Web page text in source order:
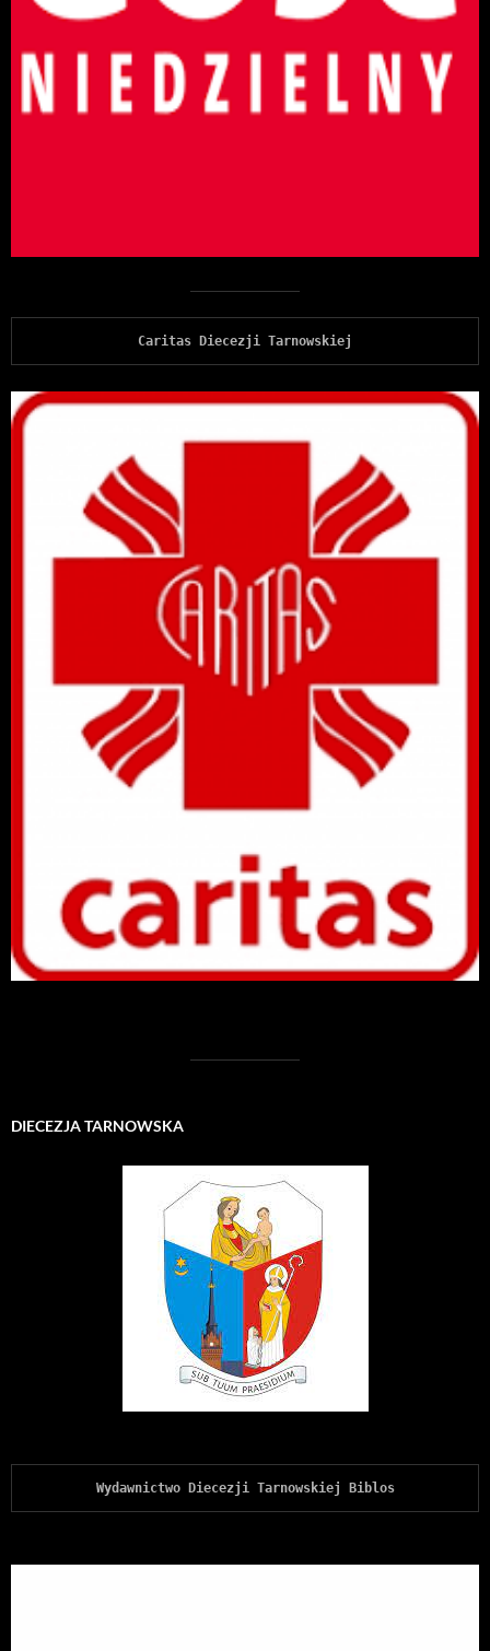
Caritas Diecezji Tarnowskiej
DIECEZJA TARNOWSKA
Wydawnictwo Diecezji Tarnowskiej Biblos